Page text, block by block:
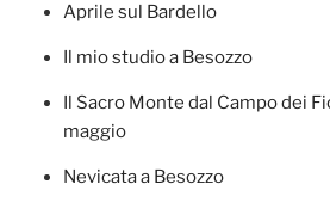
Aprile sul Bardello
Il mio studio a Besozzo
Il Sacro Monte dal Campo dei
maggio
Nevicata a Besozzo